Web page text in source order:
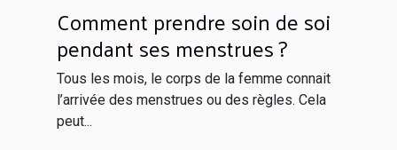
Comment prendre soin de soi
pendant ses menstrues ?
Tous les mois, le corps de la femme connait
l’arrivée des menstrues ou des règles. Cela
peut...